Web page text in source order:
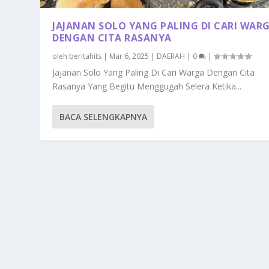
JAJANAN SOLO YANG PALING DI CARI
DENGAN CITA RASANYA
oleh beritahits | Mar 6, 2025 | DAERAH | 0 |
Jajanan Solo Yang Paling Di Cari Warga Dengan Cita
Rasanya Yang Begitu Menggugah Selera Ketika...
BACA SELENGKAPNYA